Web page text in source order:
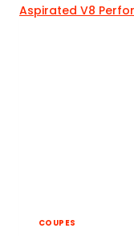
COUPES